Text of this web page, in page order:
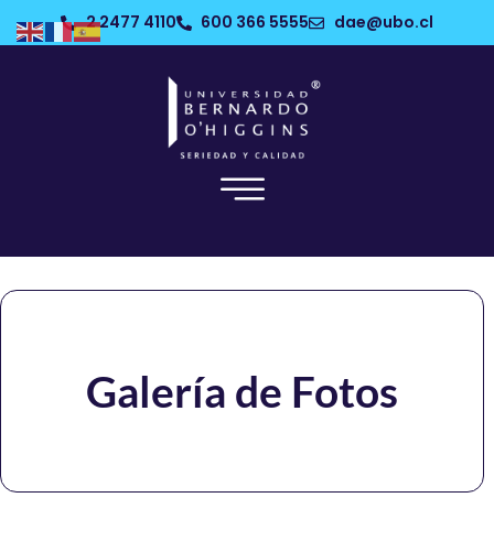
2 2477 4110 600 366 5555 dae@ubo.cl
Galería de Fotos